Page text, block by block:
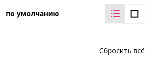
по умолчанию
Сбросить всё